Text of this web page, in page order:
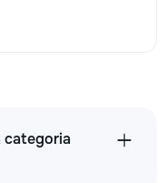
categoria